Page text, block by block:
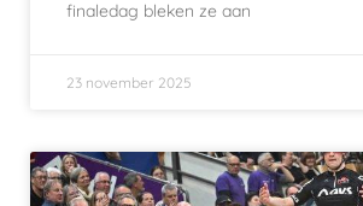
finaledag bleken ze aan
23 november 2025